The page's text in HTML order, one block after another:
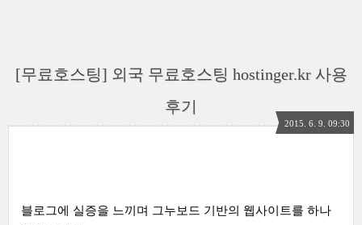
[무료호스팅] 외국 무료호스팅 hostinger.kr 사용
후기
2015. 6. 9. 09:30
블로그에 실증을 느끼며 그누보드 기반의 웹사이트를 하나